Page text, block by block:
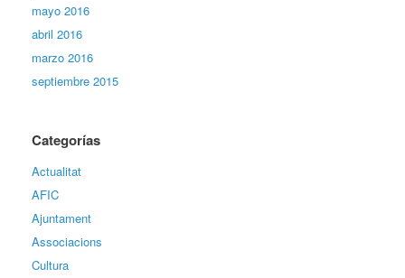
mayo 2016
abril 2016
marzo 2016
septiembre 2015
Categorías
Actualitat
AFIC
Ajuntament
Associacions
Cultura